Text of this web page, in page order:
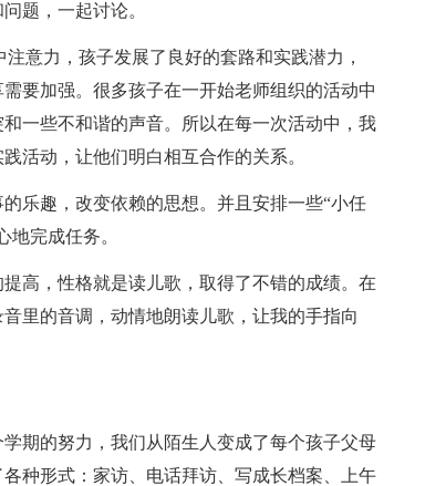
题，一起讨论。
意力，孩子发展了良好的套路和实践潜力，
要加强。很多孩子在一开始老师组织的活动中
一些不和谐的声音。所以在每一次活动中，我
活动，让他们明白相互合作的关系。
乐趣，改变依赖的思想。并且安排一些“小任
完成任务。
高，性格就是读儿歌，取得了不错的成绩。在
里的音调，动情地朗读儿歌，让我的手指向
期的努力，我们从陌生人变成了每个孩子父母
种形式：家访、电话拜访、写成长档案、上午